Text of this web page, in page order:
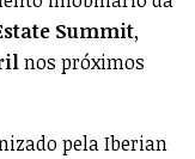
Summit,
nos próximos
pela Iberian